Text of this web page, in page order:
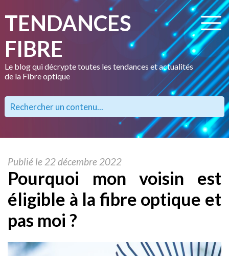
TENDANCES
FIBRE
Le blog qui décrypte toutes les tendances et actualités
de la Fibre optique
Publié le 22 décembre 2022
Pourquoi mon voisin est
éligible à la fibre optique et
pas moi ?